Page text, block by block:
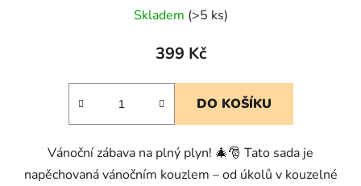
Skladem (>5 ks)
399 Kč
DO KOŠÍKU
Vánoční zábava na plný plyn! 🎄🎅 Tato sada je
napěchovaná vánočním kouzlem – od úkolů v kouzelné